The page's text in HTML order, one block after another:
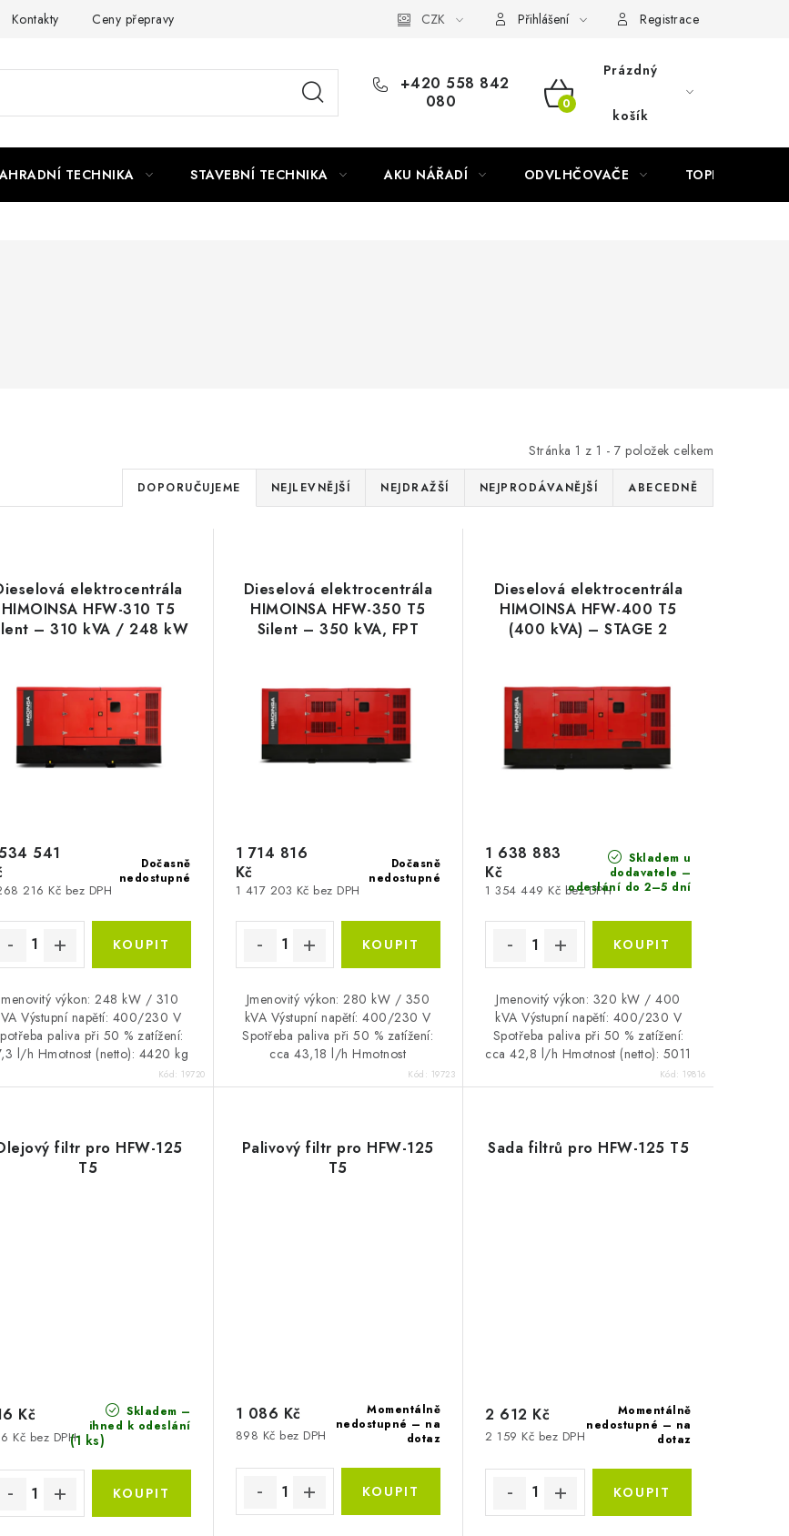
Kontakty Ceny přepravy Náhradní díly Könner & Söhnen Reklamační řád
CZK Přihlášení Registrace
+420 558 842
080
NÁKUPNÍ
Prázdný
košík
TECHNIKA STAVEBNÍ TECHNIKA AKU NÁŘADÍ ODVLHČOVAČE TOPIDLA
Stránka 1 z 1 - 7 položek celkem
Ř
a
e
n
p
r
o
k
ů
DOPORUČUJEME NEJLEVNĚJŠÍ NEJDRAŽŠÍ NEJPRODÁVANĚJŠÍ ABECEDNĚ
elektrocentrála
HIMOINSA HFW-310 T5
– 310 kVA / 248 kW
Dočasně
nedostupné
216 Kč bez DPH
541
výkon: 248 kW / 310
Výstupní napětí: 400/230 V
paliva při 50 % zatížení:
l/h Hmotnost (netto): 4420 kg
Kód: 19720
Dieselová elektrocentrála
HIMOINSA HFW-350 T5
Silent – 350 kVA, FPT
Dočasně
nedostupné
1 417 203 Kč bez DPH
1 714 816
Kč
Jmenovitý výkon: 280 kW / 350
kVA Výstupní napětí: 400/230 V
Spotřeba paliva při 50 % zatížení:
cca 43,18 l/h Hmotnost
Kód: 19723
Dieselová elektrocentrála
HIMOINSA HFW-400 T5
(400 kVA) – STAGE 2
Skladem u
dodavatele –
odeslání do 2–5 dní
1 354 449 Kč bez DPH
1 638 883
Kč
Jmenovitý výkon: 320 kW / 400
kVA Výstupní napětí: 400/230 V
Spotřeba paliva při 50 % zatížení:
cca 42,8 l/h Hmotnost (netto): 5011
Kód: 19816
filtr pro HFW-125
T5
Skladem –
ihned k odeslání
(1 ks)
Kč bez DPH
Kč
Palivový filtr pro HFW-125
T5
Momentálně
nedostupné – na
dotaz
898 Kč bez DPH
1 086 Kč
Sada filtrů pro HFW-125 T5
Momentálně
nedostupné – na
dotaz
2 159 Kč bez DPH
2 612 Kč